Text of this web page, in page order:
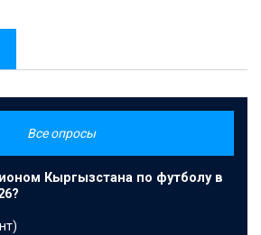
Все опросы
Кыргызстана по футболу в